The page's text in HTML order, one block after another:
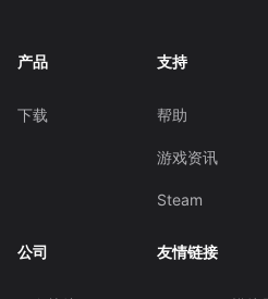
产品
下载
支持
帮助
游戏资讯
Steam
公司 友情链接